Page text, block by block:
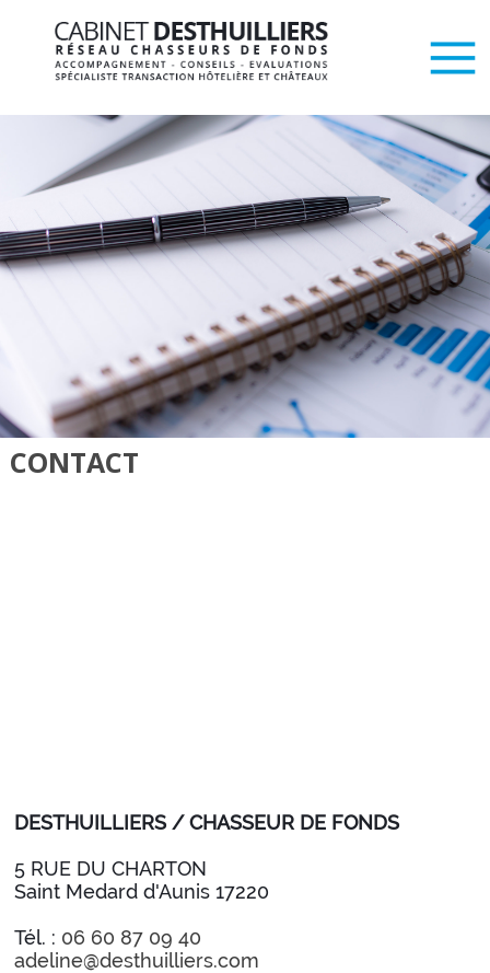
CONTACT
DESTHUILLIERS / CHASSEUR DE FONDS
5 RUE DU CHARTON
Saint Medard d'Aunis 17220
Tél. : 06 60 87 09 40
adeline@desthuilliers.com